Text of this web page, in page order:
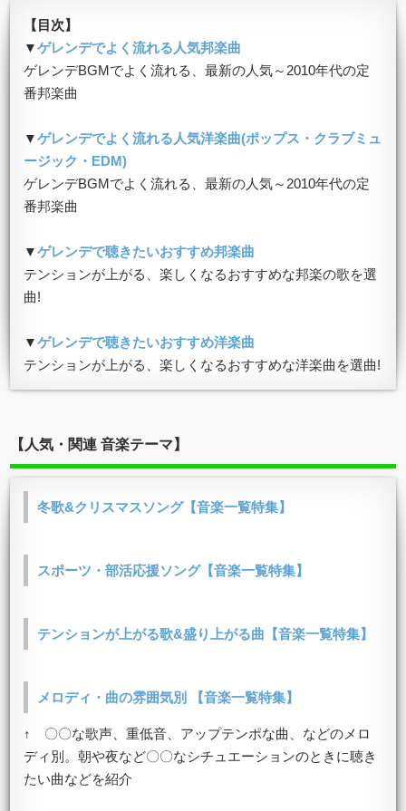
【目次】
▼ゲレンデでよく流れる人気邦楽曲
ゲレンデBGMでよく流れる、最新の人気～2010年代の定
番邦楽曲
▼ゲレンデでよく流れる人気洋楽曲(ポップス・クラブミュ
ージック・EDM)
ゲレンデBGMでよく流れる、最新の人気～2010年代の定
番邦楽曲
▼ゲレンデで聴きたいおすすめ邦楽曲
テンションが上がる、楽しくなるおすすめな邦楽の歌を選
曲!
▼ゲレンデで聴きたいおすすめ洋楽曲
テンションが上がる、楽しくなるおすすめな洋楽曲を選曲!
【人気・関連 音楽テーマ】
冬歌&クリスマスソング【音楽一覧特集】
スポーツ・部活応援ソング【音楽一覧特集】
テンションが上がる歌&盛り上がる曲【音楽一覧特集】
メロディ・曲の雰囲気別 【音楽一覧特集】
↑ 〇〇な歌声、重低音、アップテンポな曲、などのメロ
ディ別。朝や夜など〇〇なシチュエーションのときに聴き
たい曲などを紹介